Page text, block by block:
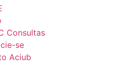
Consultas
se
Aciub